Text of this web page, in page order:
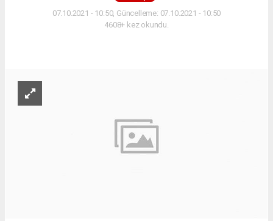
07.10.2021 - 10:50, Güncelleme: 07.10.2021 - 10:50
4608+ kez okundu.